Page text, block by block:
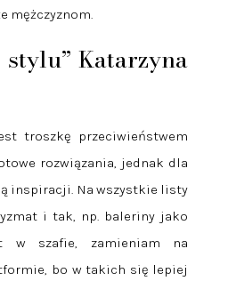
mężczyznom.
stylu” Katarzyna
troszkę przeciwieństwem
rozwiązania, jednak dla
inspiracji. Na wszystkie listy
i tak, np. baleriny jako
w szafie, zamieniam na
bo w takich się lepiej